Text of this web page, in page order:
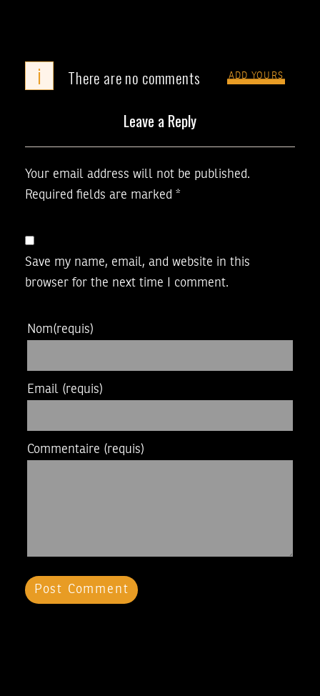
i There are no comments ADD YOURS
Leave a Reply
Your email address will not be published.
Required fields are marked *
Save my name, email, and website in this
browser for the next time I comment.
Nom(requis)
Email (requis)
Commentaire (requis)